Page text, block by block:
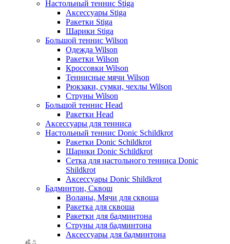
Настольный теннис Stiga
Аксессуары Stiga
Ракетки Stiga
Шарики Stiga
Большой теннис Wilson
Одежда Wilson
Ракетки Wilson
Кроссовки Wilson
Теннисные мячи Wilson
Рюкзаки, сумки, чехлы Wilson
Струны Wilson
Большой теннис Head
Ракетки Head
Аксессуары для тенниса
Настольный теннис Donic Schildkrot
Ракетки Donic Schildkrot
Шарики Donic Schildkrot
Сетка для настольного тенниса Donic
Shildkrot
Аксессуары Donic Shildkrot
Бадминтон, Сквош
Воланы, Мячи для сквоша
Ракетка для сквоша
Ракетки для бадминтона
Струны для бадминтона
Аксессуары для бадминтона